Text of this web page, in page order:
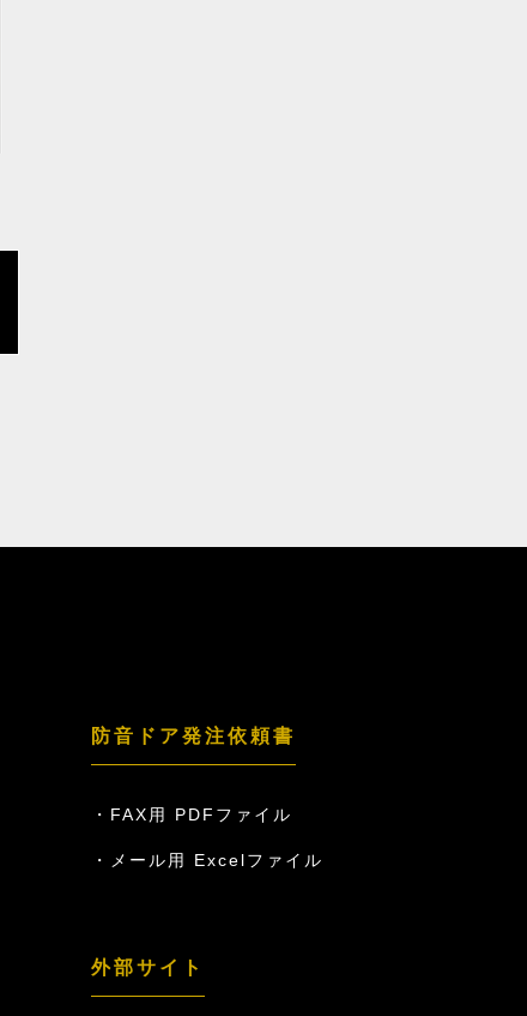
防音ドア発注依頼書
FAX用 PDFファイル
メール用 Excelファイル
外部サイト